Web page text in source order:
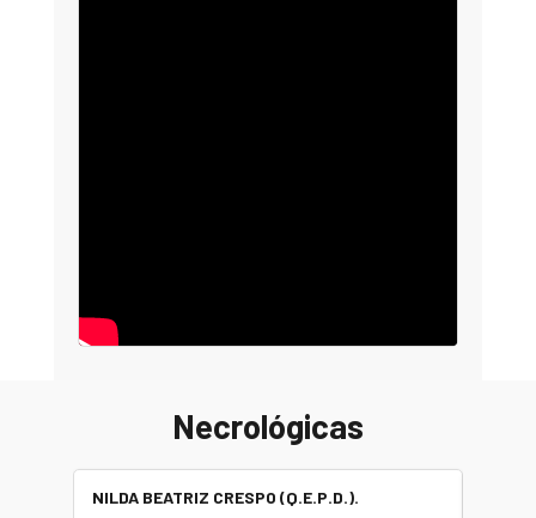
Necrológicas
NILDA BEATRIZ CRESPO (Q.E.P.D.).